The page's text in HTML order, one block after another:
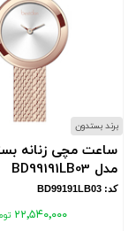
برند بستدون
ساعت مچی زنانه
مدل BD99191LB03
کد: BD99191LB03
۲۲٬۵۴۰٬۰۰۰